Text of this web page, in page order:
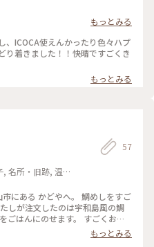
もっとみる
、ICOCA使えんかったり色々ハプ
り着きました！！快晴ですごくき
もっとみる
, 名所・旧跡, 温
57
にある かどやへ。 鯛めしをすご
しが注文したのは宇和島風の鯛
ごはんにのせます。 すごくおい
#松山市 #かど
もっとみる